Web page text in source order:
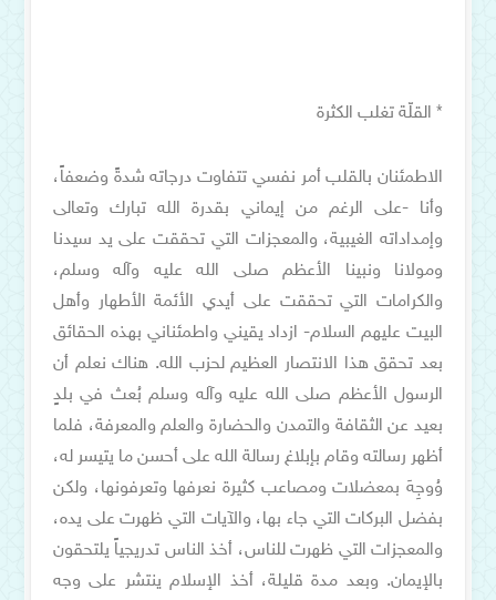
* القلّة تغلب الكثرة
الاطمئنان بالقلب أمر نفسي تتفاوت درجاته شدةً وضعفاً،
وأنا -على الرغم من إيماني بقدرة الله تبارك وتعالى
وإمداداته الغيبية، والمعجزات التي تحققت على يد سيدنا
ومولانا ونبينا الأعظم صلى الله عليه وآله وسلم،
والكرامات التي تحققت على أيدي الأئمة الأطهار وأهل
البيت عليهم السلام- ازداد يقيني واطمئناني بهذه الحقائق
بعد تحقق هذا الانتصار العظيم لحزب الله. هناك نعلم أن
الرسول الأعظم صلى الله عليه وآله وسلم بُعث في بلدٍ
بعيد عن الثقافة والتمدن والحضارة والعلم والمعرفة، فلما
أظهر رسالته وقام بإبلاغ رسالة الله على أحسن ما يتيسر له،
وُوجِهَ بمعضلات ومصاعب كثيرة نعرفها وتعرفونها، ولكن
بفضل البركات التي جاء بها، والآيات التي ظهرت على يده،
والمعجزات التي ظهرت للناس، أخذ الناس تدريجياً يلتحقون
بالإيمان. وبعد مدة قليلة، أخذ الإسلام ينتشر على وجه